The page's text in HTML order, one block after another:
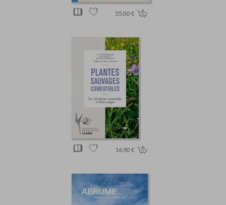
35.00 €
16.90 €